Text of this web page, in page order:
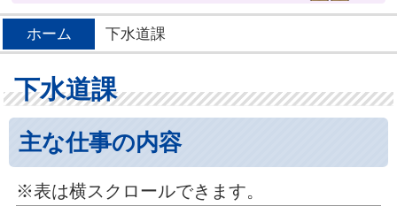
ホーム 下水道課
下水道課
主な仕事の内容
※表は横スクロールできます。